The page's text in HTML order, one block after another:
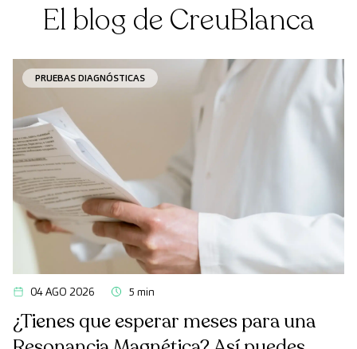
El blog de CreuBlanca
PRUEBAS DIAGNÓSTICAS
04 AGO 2026 5 min
¿Tienes que esperar meses para una